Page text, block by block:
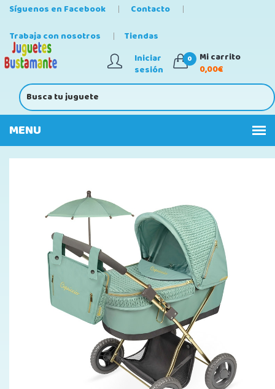
Síguenos en Facebook
Contacto
Trabaja con nosotros
Tiendas
Iniciar
sesión
0
Mi carrito
0,00€